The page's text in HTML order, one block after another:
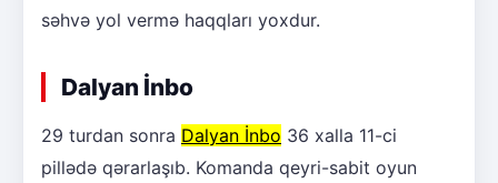
səhvə yol vermə haqqları yoxdur.
Dalyan İnbo
29 turdan sonra Dalyan İnbo 36 xalla 11-ci
pillədə qərarlaşıb. Komanda qeyri-sabit oyun